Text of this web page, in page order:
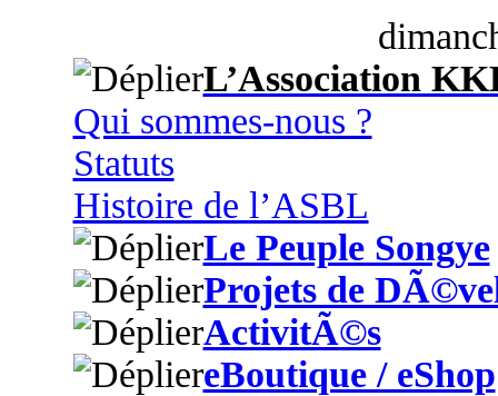
L’Association
Qui sommes-nous ?
Statuts
Histoire de l’ASBL
Le Peuple Songye
Projets de
ActivitÃ©s
eBoutique / eShop